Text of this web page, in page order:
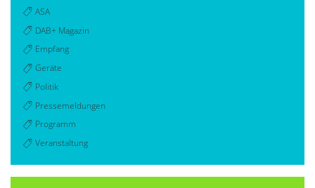
ASA
DAB+ Magazin
Empfang
Geräte
Politik
Pressemeldungen
Programm
Veranstaltung